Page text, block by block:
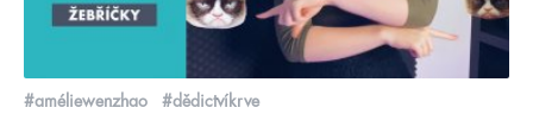
#améliewenzhao #dědictvíkrve